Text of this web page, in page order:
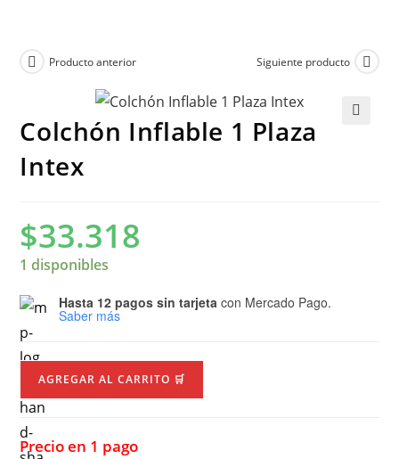
Producto anterior Siguiente producto
Colchón Inflable 1 Plaza
Intex
$33.318
1 disponibles
Hasta 12 pagos sin tarjeta con Mercado Pago.
Saber más
AGREGAR AL CARRITO 🛒
Precio en 1 pago